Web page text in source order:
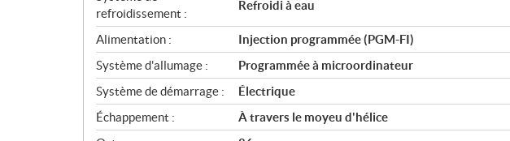
refroidissement :
Refroidi à eau
Alimentation :
Injection programmée (PGM-FI)
Système d'allumage :
Programmée à microordinateur
Système de démarrage :
Électrique
Échappement :
À travers le moyeu d'hélice